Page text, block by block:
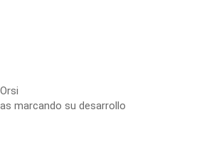
marcando su desarrollo